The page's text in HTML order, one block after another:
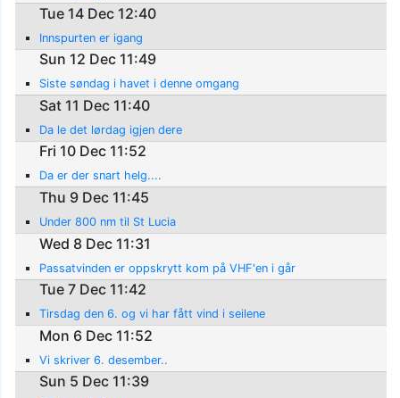
Tue 14 Dec 12:40
Innspurten er igang
Sun 12 Dec 11:49
Siste søndag i havet i denne omgang
Sat 11 Dec 11:40
Da le det lørdag igjen dere
Fri 10 Dec 11:52
Da er der snart helg....
Thu 9 Dec 11:45
Under 800 nm til St Lucia
Wed 8 Dec 11:31
Passatvinden er oppskrytt kom på VHF'en i går
Tue 7 Dec 11:42
Tirsdag den 6. og vi har fått vind i seilene
Mon 6 Dec 11:52
Vi skriver 6. desember..
Sun 5 Dec 11:39